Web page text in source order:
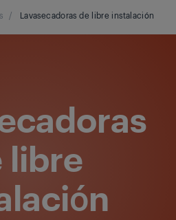
/ Lavasecadoras de libre instalación
libre